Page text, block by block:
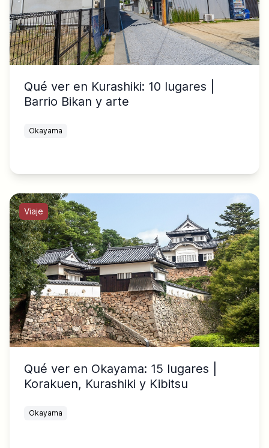
Qué ver en Kurashiki: 10 lugares |
Barrio Bikan y arte
Okayama
Viaje
Qué ver en Okayama: 15 lugares |
Korakuen, Kurashiki y Kibitsu
Okayama